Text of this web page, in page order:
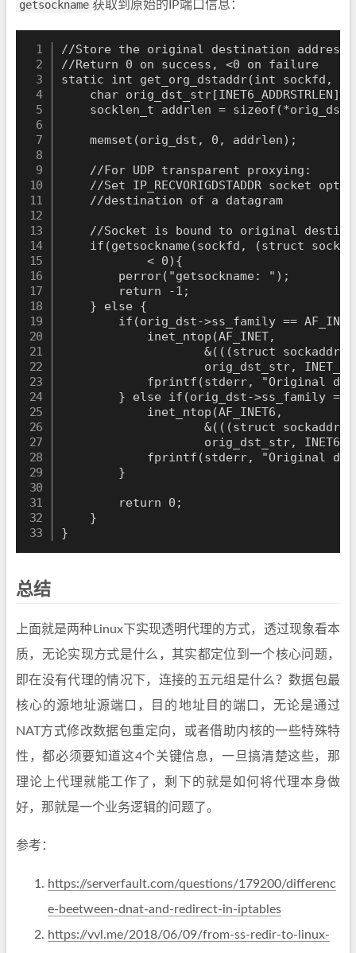
getsockname 获取到原始的IP端口信息：
//Store the original destination address
//Return 0 on success, <0 on failure
static int get_org_dstaddr(int sockfd,
    char orig_dst_str[INET6_ADDRSTRLEN];
socklen_t addrlen =
    memset(orig_dst, 0, addrlen);
    //For UDP transparent proxying:
//Set IP_RECVORIGDSTADDR socket
    //destination of a datagram
//Socket is bound to original
if(getsockname(sockfd, (struct
            < 0){
        perror("getsockname: ");
        return -1;
    } else {
if(orig_dst->ss_family ==
            inet_ntop(AF_INET,
&(((struct
orig_dst_str,
fprintf(stderr, "Original
} else if(orig_dst->ss_family ==
            inet_ntop(AF_INET6,
&(((struct
orig_dst_str,
fprintf(stderr, "Original
        }
        return 0;
    }
}
总结
上面就是两种Linux下实现透明代理的方式，透过现象看本
质，无论实现方式是什么，其实都定位到一个核心问题，
即在没有代理的情况下，连接的五元组是什么？数据包最
核心的源地址源端口，目的地址目的端口，无论是通过
NAT方式修改数据包重定向，或者借助内核的一些特殊特
性，都必须要知道这4个关键信息，一旦搞清楚这些，那
理论上代理就能工作了，剩下的就是如何将代理本身做
好，那就是一个业务逻辑的问题了。
参考：
https://serverfault.com/questions/179200/differenc
e-beetween-dnat-and-redirect-in-iptables
https://vvl.me/2018/06/09/from-ss-redir-to-linux-